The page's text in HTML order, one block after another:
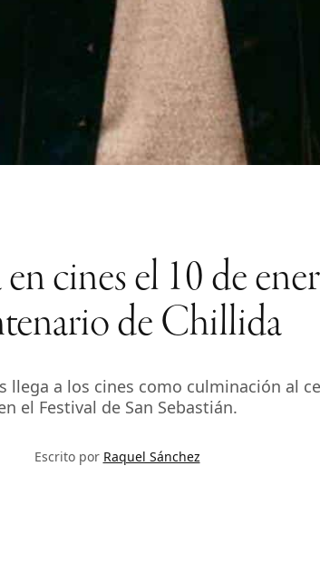
cines el 10 de
de Chillida
llega a los cines como culminación al
el Festival de San Sebastián.
Escrito por Raquel Sánchez